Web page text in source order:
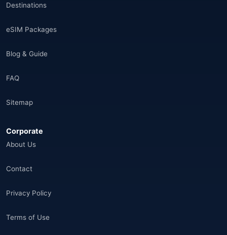
Destinations
eSIM Packages
Blog & Guide
FAQ
Sitemap
Corporate
About Us
Contact
Privacy Policy
Terms of Use